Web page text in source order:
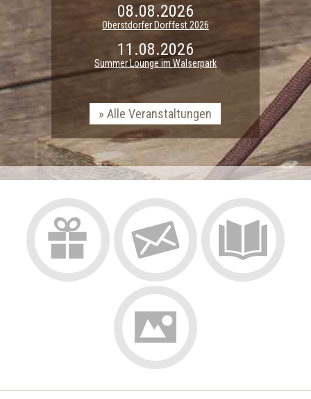
08.08.2026
Oberstdorfer Dorffest 2026
11.08.2026
Summer Lounge im Walserpark
Alle Veranstaltungen